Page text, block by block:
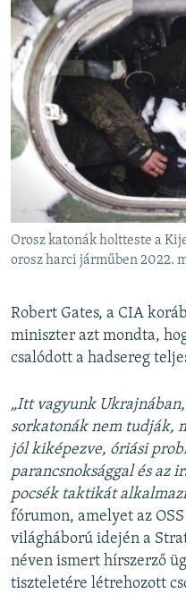
Orosz katonák holtteste a
orosz harci járműben 2022.
Robert Gates, a CIA
miniszter azt mondta,
csalódott a hadsereg
„Itt vagyunk
sorkatonák nem tudják,
jól kiképezve, óriási
parancsnoksággal és az
pocsék taktikát
fórumon, amelyet az
világháború idején a
néven ismert hírszerző
tiszteletére létrehozott